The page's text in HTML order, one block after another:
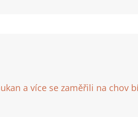
a více se zaměřili na chov